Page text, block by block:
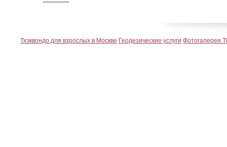
Тхэквондо для взрослых в Москве Геодезические услуги Фотогалерея